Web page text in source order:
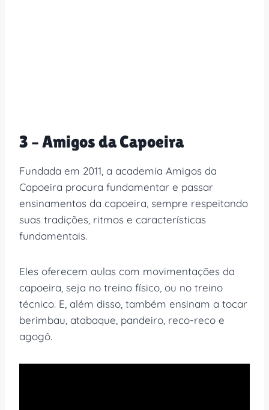
3 – Amigos da Capoeira
Fundada em 2011, a academia Amigos da
Capoeira procura fundamentar e passar
ensinamentos da capoeira, sempre respeitando
suas tradições, ritmos e características
fundamentais.
Eles oferecem aulas com movimentações da
capoeira, seja no treino físico, ou no treino
técnico. E, além disso, também ensinam a tocar
berimbau, atabaque, pandeiro, reco-reco e
agogô.